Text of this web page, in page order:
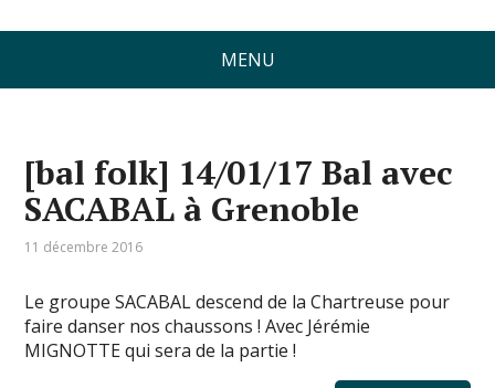
MENU
[bal folk] 14/01/17 Bal avec
SACABAL à Grenoble
11 décembre 2016
Le groupe SACABAL descend de la Chartreuse pour
faire danser nos chaussons ! Avec Jérémie
MIGNOTTE qui sera de la partie !